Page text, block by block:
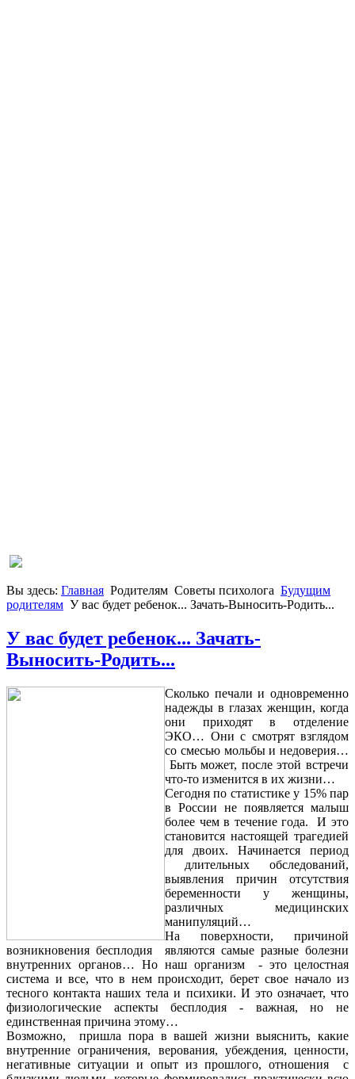
Вы здесь: Главная Родителям Советы психолога Будущим
родителям У вас будет ребенок... Зачать-Выносить-Родить...
У вас будет ребенок... Зачать-
Выносить-Родить...
Сколько печали и одновременно
надежды в глазах женщин, когда
они приходят в отделение
ЭКО… Они с смотрят взглядом
со смесью мольбы и недоверия…
Быть может, после этой встречи
что-то изменится в их жизни…
Сегодня по статистике у 15% пар
в России не появляется малыш
более чем в течение года. И это
становится настоящей трагедией
для двоих. Начинается период
длительных обследований,
выявления причин отсутствия
беременности у женщины,
различных медицинских
манипуляций…
На поверхности, причиной
возникновения бесплодия являются самые разные болезни
внутренних органов… Но наш организм - это целостная
система и все, что в нем происходит, берет свое начало из
тесного контакта наших тела и психики. И это означает, что
физиологические аспекты бесплодия - важная, но не
единственная причина этому…
Возможно, пришла пора в вашей жизни выяснить, какие
внутренние ограничения, верования, убеждения, ценности,
негативные ситуации и опыт из прошлого, отношения с